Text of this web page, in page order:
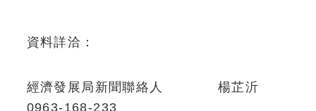
資料詳洽：
經濟發展局新聞聯絡人 楊芷沂
0963-168-233